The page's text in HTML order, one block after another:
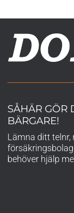
SÅHÄR GÖR
BÄRGARE!
Lämna ditt telnr,
behöver hjälp